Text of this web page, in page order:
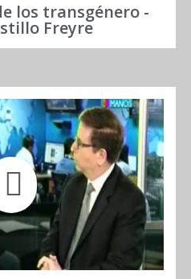
los transgénero -
Freyre